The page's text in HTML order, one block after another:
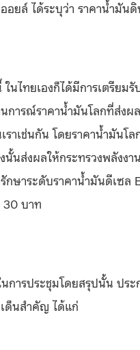
อยล์ ได้ระบุว่า ราคาน้ำมัน
ในไทยเองก็ได้มีการเตรียม
การณ์ราคาน้ำมันโลกที่ส่งผ
ราเช่นกัน โดยราคาน้ำมันโ
นั้นส่งผลให้กระทรวงพลังงา
กษาระดับราคาน้ำมันดีเซล
30 บาท
การประชุมโดยสรุปนั้น ปร
ด็นสำคัญ ได้แก่